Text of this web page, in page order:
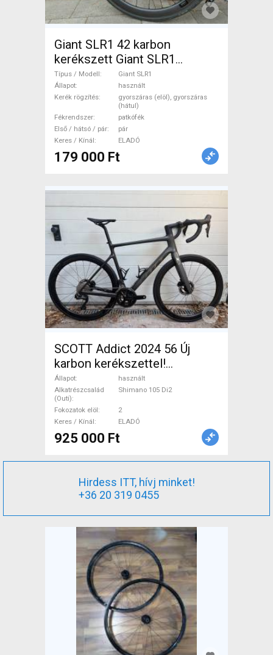
Giant SLR1 42 karbon
kerékszett Giant SLR1
Országúti / Gravel / Triatlon
Alkatrész, Országúti Kerék /
Felni / Gumi használt ELADÓ
Típus / Modell
Giant SLR1
Állapot
használt
Kerék rögzítés
gyorszáras (elöl), gyorszáras
(hátul)
Fékrendszer
patkófék
Első / hátsó / pár
pár
Keres / Kínál
ELADÓ
179 000 Ft
SCOTT Addict 2024 56 Új
karbon kerékszettel!
Országúti Shimano 105 Di2
tárcsafék használt ELADÓ
Állapot
használt
Alkatrészcsalád
(Outi)
Shimano 105 Di2
Fokozatok elöl
2
Keres / Kínál
ELADÓ
925 000 Ft
Hirdess ITT, hívj minket!
+36 20 319 0455